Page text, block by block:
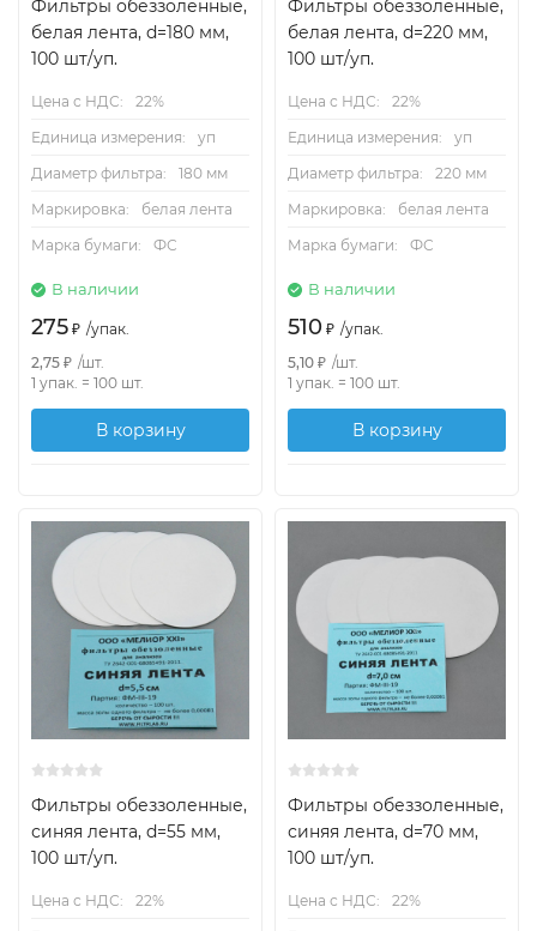
Фильтры обеззоленные,
белая лента, d=180 мм,
100 шт/уп.
Цена с НДС:
22%
Единица измерения:
уп
Диаметр фильтра:
180 мм
Маркировка:
белая лента
Марка бумаги:
ФС
В наличии
275 ₽ /упак.
2,75 ₽ /шт.
1 упак. = 100 шт.
В корзину
Фильтры обеззоленные,
белая лента, d=220 мм,
100 шт/уп.
Цена с НДС:
22%
Единица измерения:
уп
Диаметр фильтра:
220 мм
Маркировка:
белая лента
Марка бумаги:
ФС
В наличии
510 ₽ /упак.
5,10 ₽ /шт.
1 упак. = 100 шт.
В корзину
Фильтры обеззоленные,
синяя лента, d=55 мм,
100 шт/уп.
Цена с НДС:
22%
Фильтры обеззоленные,
синяя лента, d=70 мм,
100 шт/уп.
Цена с НДС:
22%